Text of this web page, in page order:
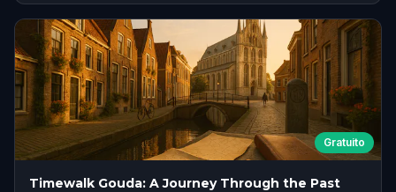
Gratuito
Timewalk Gouda: A Journey Through the Past